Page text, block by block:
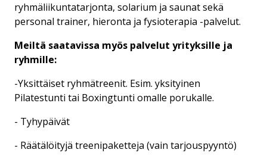
ryhmäliikuntatarjonta, solarium ja saunat sekä
personal trainer, hieronta ja fysioterapia -palvelut.
Meiltä saatavissa myös palvelut yrityksille ja
ryhmille:
-Yksittäiset ryhmätreenit. Esim. yksityinen
Pilatestunti tai Boxingtunti omalle porukalle.
- Tyhypäivät
- Räätälöityjä treenipaketteja (vain tarjouspyyntö)
LAPSIPARKKI
YRITYKSILLE & RYHMILLE